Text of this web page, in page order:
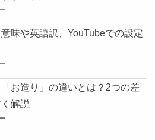
味や英語訳、YouTubeでの設定
「お造り」の違いとは？2つの差
解説